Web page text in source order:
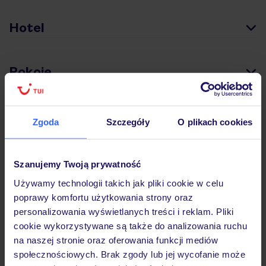
Zgoda Szczegóły O plikach cookies
Szanujemy Twoją prywatność
Używamy technologii takich jak pliki cookie w celu
poprawy komfortu użytkowania strony oraz
personalizowania wyświetlanych treści i reklam. Pliki
cookie wykorzystywane są także do analizowania ruchu
na naszej stronie oraz oferowania funkcji mediów
społecznościowych. Brak zgody lub jej wycofanie może
Hotel
Pokoje
Wyżywienie
Atrakcje
Ważne informacje
Często zadawane pytania